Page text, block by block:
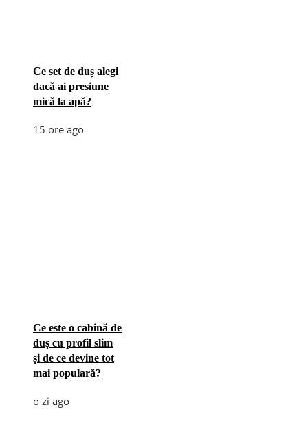
Ce set de duș alegi
dacă ai presiune
mică la apă?
15 ore ago
Ce este o cabină de
duș cu profil slim
și de ce devine tot
mai populară?
o zi ago